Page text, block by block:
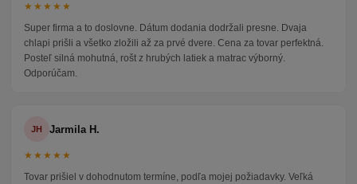
★★★★★
Super firma a to doslovne. Dátum dodania dodržali presne. Dvaja
chlapi prišli a všetko zložili až za prvé dvere. Cena za tovar perfektná.
Posteľ silná mohutná, rošt z hrubých latiek a matrac výborný.
Odporúčam.
JH Jarmila H.
★★★★★
Tovar prišiel v dohodnutom termíne, podľa mojej požiadavky. Veľká